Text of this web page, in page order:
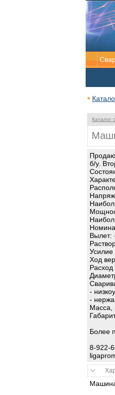
Каталог
б/у.
Вылет:
Ход
-
-
Масса,
Более
8-922-
•